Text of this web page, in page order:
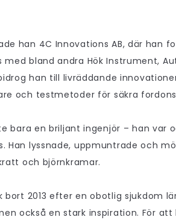
han 4C Innovations AB, där han
med bland andra Hök Instrument,
han till livräddande
och testmetoder för säkra
bara en briljant ingenjör – han var
Han lyssnade, uppmuntrade och
och björnkramar.
bort 2013 efter en obotlig sjukdom
också en stark inspiration. För att